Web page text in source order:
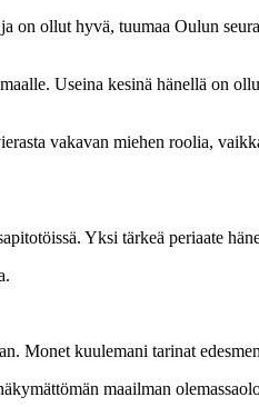
on ollut hyvä, tuumaa Oulun
Useina kesinä hänellä on
vakavan miehen roolia,
Yksi tärkeä periaate
Monet kuulemani tarinat
maailman